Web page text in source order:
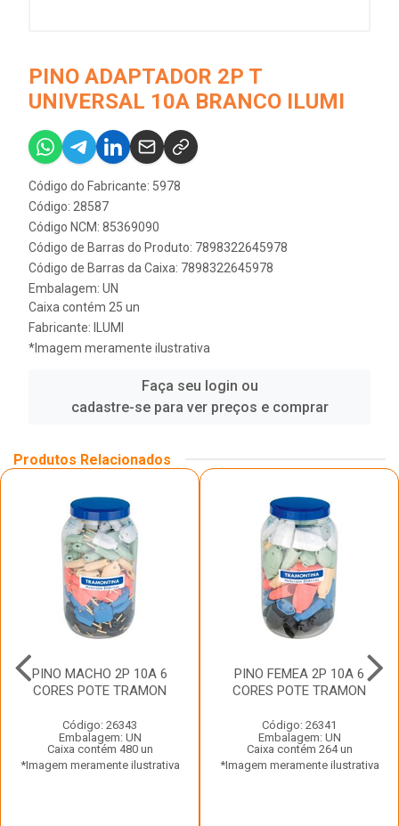
PINO ADAPTADOR 2P T
UNIVERSAL 10A BRANCO ILUMI
Código do Fabricante: 5978
Código: 28587
Código NCM: 85369090
Código de Barras do Produto: 7898322645978
Código de Barras da Caixa: 7898322645978
Embalagem: UN
Caixa contém 25 un
Fabricante:
ILUMI
*Imagem meramente ilustrativa
Faça seu login ou
cadastre-se para ver preços e comprar
Produtos Relacionados
PINO MACHO 2P 10A 6
CORES POTE TRAMON
Código: 26343
Embalagem: UN
Caixa contém 480 un
*Imagem meramente ilustrativa
PINO FEMEA 2P 10A 6
CORES POTE TRAMON
Código: 26341
Embalagem: UN
Caixa contém 264 un
*Imagem meramente ilustrativa